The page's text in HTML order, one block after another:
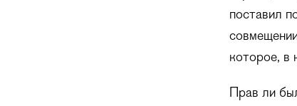
поставил
которое, в
Прав ли